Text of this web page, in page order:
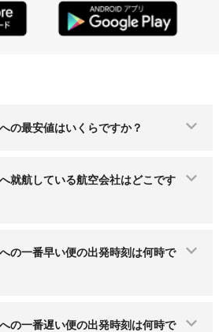
の最安値はいくらですか？
就航している航空会社はどこです
の一番早い便の出発時刻は何時で
の一番遅い便の出発時刻は何時で